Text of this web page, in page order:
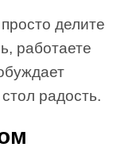
делите
работаете
радость.